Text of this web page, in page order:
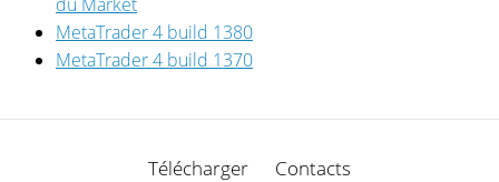
MetaTrader 4 build 1380
MetaTrader 4 build 1370
Télécharger Contacts